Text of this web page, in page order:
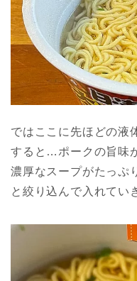
ではここに先ほどの液
すると…ポークの旨味
濃厚なスープがたっぷ
と絞り込んで入れてい